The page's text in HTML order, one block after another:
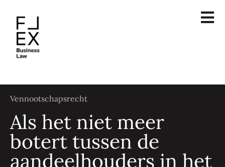
Vennootschapsrecht
Als het niet meer
botert tussen de
aandeelhouders in het